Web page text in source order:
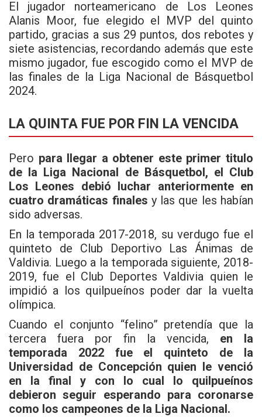
El jugador norteamericano de Los Leones
Alanis Moor, fue elegido el MVP del quinto
partido, gracias a sus 29 puntos, dos rebotes y
siete asistencias, recordando además que este
mismo jugador, fue escogido como el MVP de
las finales de la Liga Nacional de Básquetbol
2024.
LA QUINTA FUE POR FIN LA VENCIDA
Pero para llegar a obtener este primer titulo
de la Liga Nacional de Básquetbol, el Club
Los Leones debió luchar anteriormente en
cuatro dramáticas finales y las que les habían
sido adversas.
En la temporada 2017-2018, su verdugo fue el
quinteto de Club Deportivo Las Ánimas de
Valdivia. Luego a la temporada siguiente, 2018-
2019, fue el Club Deportes Valdivia quien le
impidió a los quilpueínos poder dar la vuelta
olímpica.
Cuando el conjunto “felino” pretendía que la
tercera fuera por fin la vencida, en la
temporada 2022 fue el quinteto de la
Universidad de Concepción quien le venció
en la final y con lo cual lo quilpueínos
debieron seguir esperando para coronarse
como los campeones de la Liga Nacional.